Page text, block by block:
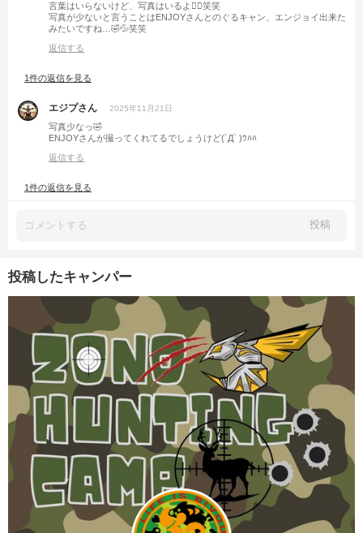
言葉はいらないけど、写真はいるよ🙋‍♂️笑笑
写真が少ないと言うことはENJOYさんとのぐるキャン、エンジョイ出来た
みたいですね…🤣💦笑笑
返信する
1件の返信を見る
エジプさん 2025年11月21日
写真少なっ🤣
ENJOYさんが撮ってくれてるでしょうけど(´Д` )ﾜﾊﾊ
返信する
1件の返信を見る
投稿
投稿したキャンパー